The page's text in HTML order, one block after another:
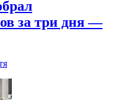
за три дня —